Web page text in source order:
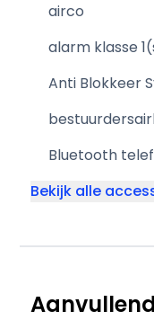
airco
alarm klasse
Anti Blokkeer
Bluetooth
Bekijk alle